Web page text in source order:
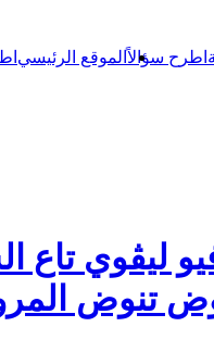
اطرح سؤالاًالموقع الرئيسي
1.5 تاع
تنوض